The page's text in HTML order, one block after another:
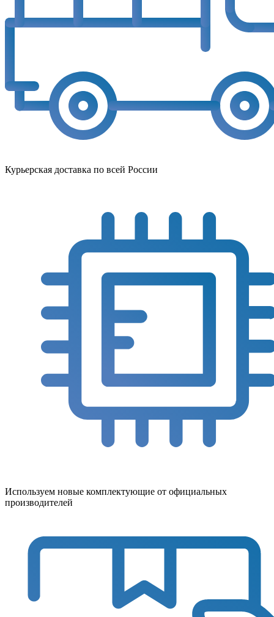
Курьерская доставка по всей России
Используем новые комплектующие от официальных
производителей